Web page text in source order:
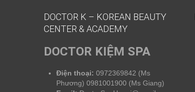
DOCTOR K – KOREAN BEAUTY
CENTER & ACADEMY
DOCTOR KIỆM SPA
Điện thoại: 0972369842 (Ms
Phương) 0981001900 (Ms Giang)